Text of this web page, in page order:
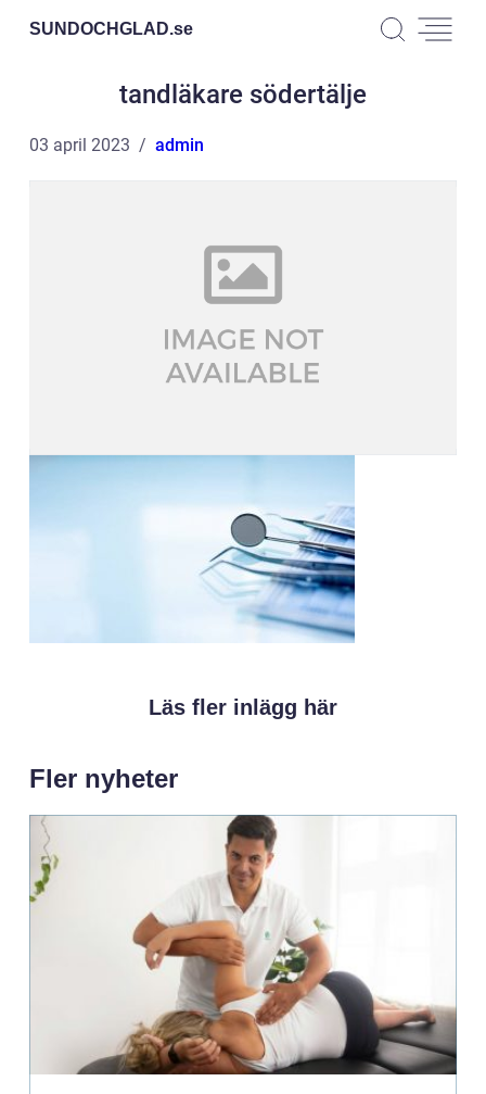
SUNDOCHGLAD.se
tandläkare södertälje
03 april 2023 admin
Läs fler inlägg här
Fler nyheter